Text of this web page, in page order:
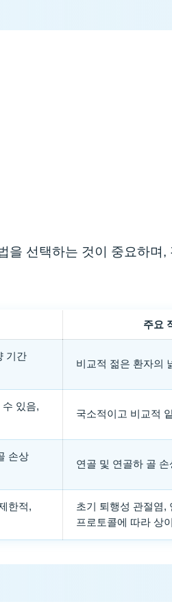
을 선택하는 것이 중요하며,
주요
기간
비교적 젊은 환자의
있음,
국소적이고 비교적
손상
연골 및 연골하 골
한적,
초기 퇴행성 관절염,
프로토콜에 따라 상